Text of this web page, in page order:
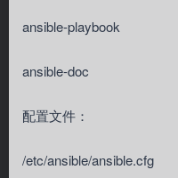
ansible-playbook
ansible-doc
配置文件：
/etc/ansible/ansible.cfg